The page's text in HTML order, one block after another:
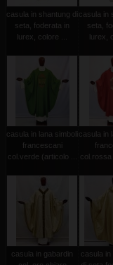
casula in shantung di
seta, foderata in
lurex, colore ...
casula in
seta,
lurex,
casula in lana simboli
francescani
col.verde (articolo ...
casula in
casula in gabardin
casula